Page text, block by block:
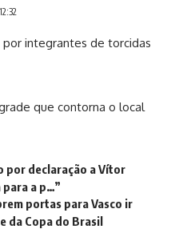
que contorna o local
por declaração a Vítor
para a p…”
portas para Vasco ir
da Copa do Brasil